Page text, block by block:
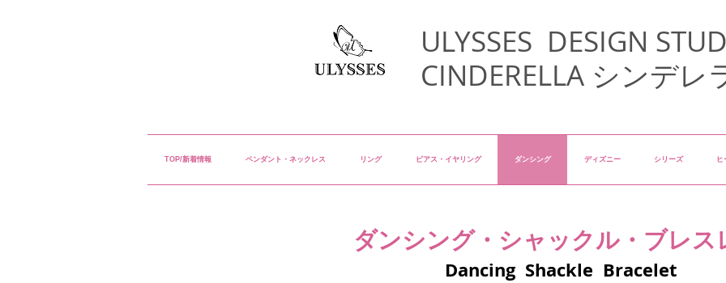
ULYSSES DESIGN
CINDERELLA シンデレ
TOP/新着情報 ペンダント・ネックレス リング ピアス・イヤリング ダンシング ディズニー シリーズ ヒ
ダンシング・シャックル・ブレス
Dancing Shackle Bracelet